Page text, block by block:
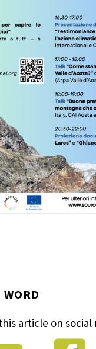
article on social